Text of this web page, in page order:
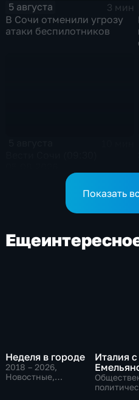
5 августа
3 мин
В Сочи отменили угрозу
атаки беспилотников
Показать
Еще
Неделя в городе
2018 – 2026,
Новостные,
Италия